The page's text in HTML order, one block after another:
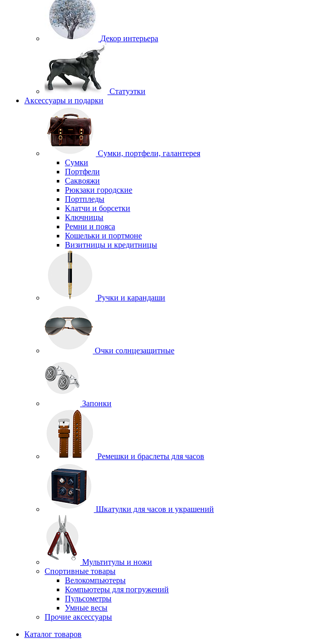
Декор интерьера
Статуэтки
Аксессуары и подарки
Сумки, портфели, галантерея
Сумки
Портфели
Саквояжи
Рюкзаки городские
Портпледы
Клатчи и борсетки
Ключницы
Ремни и пояса
Кошельки и портмоне
Визитницы и кредитницы
Ручки и карандаши
Очки солнцезащитные
Запонки
Ремешки и браслеты для часов
Шкатулки для часов и украшений
Мультитулы и ножи
Спортивные товары
Велокомпьютеры
Компьютеры для погружений
Пульсометры
Умные весы
Прочие аксессуары
Каталог товаров